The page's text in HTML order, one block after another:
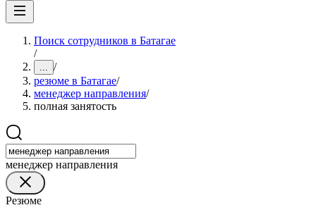
Поиск сотрудников в Батагае
/
... /
резюме в Батагае/
менеджер направления/
полная занятость
менеджер направления
Резюме